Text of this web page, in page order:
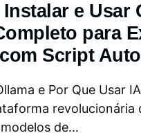
e Usar
para
Script
e Por Que Usar
revolucionária
de...